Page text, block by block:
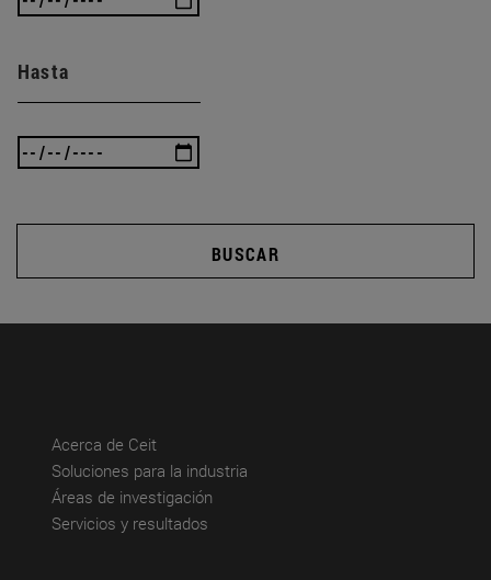
Hasta
BUSCAR
Acerca de Ceit(abre en nueva ventana)
Soluciones para la industria
Áreas de investigación
Servicios y resultados